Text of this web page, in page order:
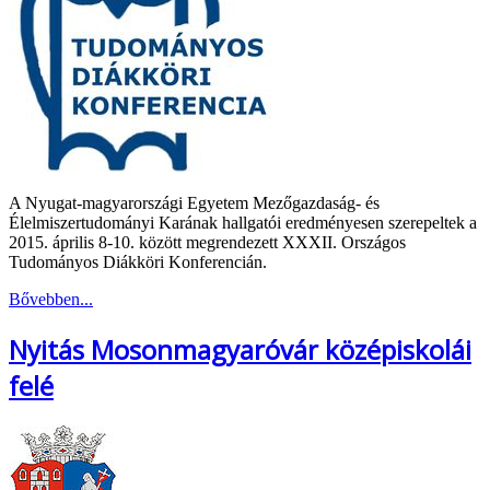
A Nyugat-magyarországi Egyetem Mezőgazdaság- és
Élelmiszertudományi Karának hallgatói eredményesen szerepeltek a
2015. április 8-10. között megrendezett XXXII. Országos
Tudományos Diákköri Konferencián.
Bővebben...
Nyitás Mosonmagyaróvár középiskolái
felé